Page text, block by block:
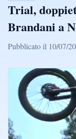
Trial,
Brandani a
Pubblicato il 10/07/